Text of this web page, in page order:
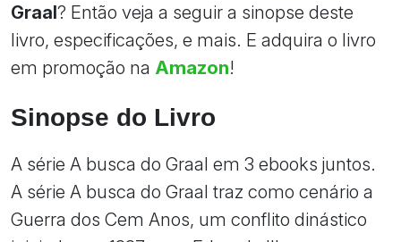
Graal? Então veja a seguir a sinopse deste
livro, especificações, e mais. E adquira o livro
em promoção na Amazon!
Sinopse do Livro
A série A busca do Graal em 3 ebooks juntos.
A série A busca do Graal traz como cenário a
Guerra dos Cem Anos, um conflito dinástico